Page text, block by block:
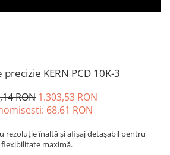
precizie KERN PCD 10K-3
RON 1.303,53 RON
68,61 RON
rezoluție înaltă și afișaj detașabil pentru
flexibilitate maximă.